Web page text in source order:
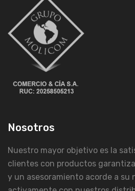
Nosotros
Nuestro mayor objetivo es la
clientes con productos
y un asesoramiento acorde a su